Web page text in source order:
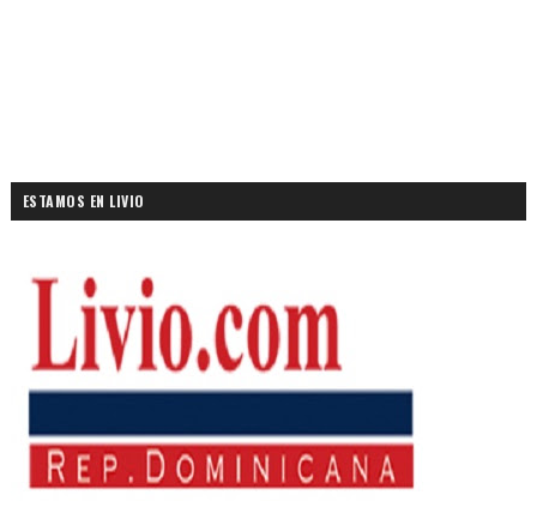
ESTAMOS EN LIVIO